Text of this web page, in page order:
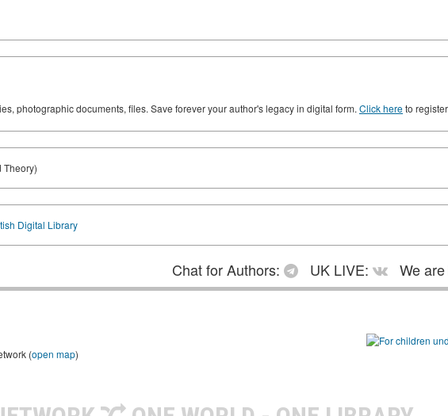
photographic documents, files. Save forever your author's legacy in digital form. Click hereto
Theory)
Digital Library
Chat for Authors: UK LIVE:
We
(open map)